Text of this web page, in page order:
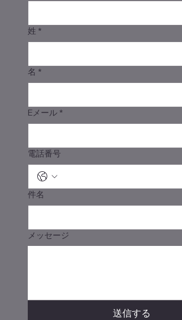
姓 *
名 *
Eメール *
電話番号
件名
メッセージ
送信する